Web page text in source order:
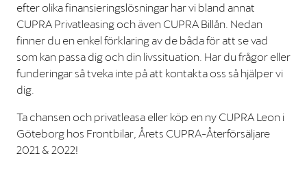
efter olika finansieringslösningar har vi bland annat
CUPRA Privatleasing och även CUPRA Billån. Nedan
finner du en enkel förklaring av de båda för att se vad
som kan passa dig och din livssituation. Har du frågor eller
funderingar så tveka inte på att kontakta oss så hjälper vi
dig.
Ta chansen och privatleasa eller köp en ny CUPRA Leon i
Göteborg hos Frontbilar, Årets CUPRA-Återförsäljare
2021 & 2022!